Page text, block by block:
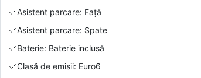
Asistent parcare: Față
Asistent parcare: Spate
Baterie: Baterie inclusă
Clasă de emisii: Euro6